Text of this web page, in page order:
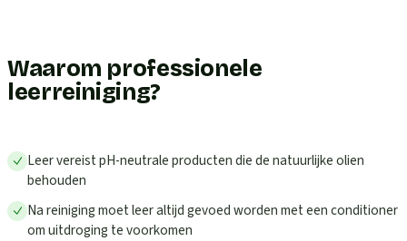
Waarom professionele
leerreiniging?
Leer vereist pH-neutrale producten die de natuurlijke olien
behouden
Na reiniging moet leer altijd gevoed worden met een conditioner
om uitdroging te voorkomen